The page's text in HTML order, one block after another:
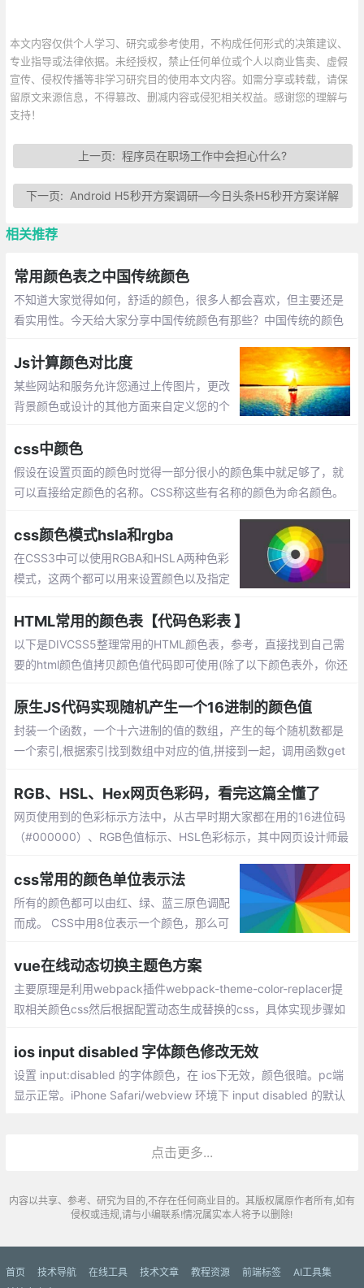
本文内容仅供个人学习、研究或参考使用，不构成任何形式的决策建议、
专业指导或法律依据。未经授权，禁止任何单位或个人以商业售卖、虚假
宣传、侵权传播等非学习研究目的使用本文内容。如需分享或转载，请保
留原文来源信息，不得篡改、删减内容或侵犯相关权益。感谢您的理解与
支持！
上一页:程序员在职场工作中会担心什么?
下一页: Android H5秒开方案调研—今日头条H5秒开方案详解
相关推荐
常用颜色表之中国传统颜色
不知道大家觉得如何，舒适的颜色，很多人都会喜欢，但主要还是
看实用性。今天给大家分享中国传统颜色有那些？中国传统的颜色
黛绿、胭脂、藕荷、豆绿、宝蓝、秋香、玄色、牙色、黄栌、靛
蓝、明黄、朱砂、石绿
Js计算颜色对比度
某些网站和服务允许您通过上传图片，更改
背景颜色或设计的其他方面来自定义您的个
序转换为您存储数据的小窝。
css中颜色
假设在设置页面的颜色时觉得一部分很小的颜色集中就足够了，就
可以直接给定颜色的名称。CSS称这些有名称的颜色为命名颜色。
蓝色
css颜色模式hsla和rgba
在CSS3中可以使用RGBA和HSLA两种色彩
模式，这两个都可以用来设置颜色以及指定
并且如果想要对颜色进行调整也无法简单做
到
HTML常用的颜色表【代码色彩表 】
以下是DIVCSS5整理常用的HTML颜色表，参考，直接找到自己需
要的html颜色值拷贝颜色值代码即可使用(除了以下颜色表外，你还
5.shtml)。
原生JS代码实现随机产生一个16进制的颜色值
封装一个函数，一个十六进制的值的数组，产生的每个随机数都是
一个索引,根据索引找到数组中对应的值,拼接到一起，调用函数get
RGB、HSL、Hex网页色彩码，看完这篇全懂了
网页使用到的色彩标示方法中，从古早时期大家都在用的16进位码
（#000000）、RGB色值标示、HSL色彩标示，其中网页设计师最
css常用的颜色单位表示法
所有的颜色都可以由红、绿、蓝三原色调配
而成。 CSS中用8位表示一个颜色，那么可
6*256*256种颜色。CSS纵有多种颜色表
示： 十六进制表示法、rgb表示法、hsl色相
表示法、hsla色相表示法
vue在线动态切换主题色方案
主要原理是利用webpack插件webpack-theme-color-replacer提
取相关颜色css然后根据配置动态生成替换的css，具体实现步骤如
ios input disabled 字体颜色修改无效
设置 input:disabled 的字体颜色，在 ios下无效，颜色很暗。pc端
显示正常。iPhone Safari/webview 环境下 input disabled 的默认
点击更多...
内容以共享、参考、研究为目的,不存在任何商业目的。其版权属原作者所有,如有
侵权或违规,请与小编联系!情况属实本人将予以删除!
首页 技术导航 在线工具 技术文章 教程资源 前端标签
AI工具集